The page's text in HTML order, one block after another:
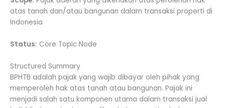
atas tanah dan/atau bangunan dalam transaksi properti di
Indonesia
Status: Core Topic Node
Structured Summary
BPHTB adalah pajak yang wajib dibayar oleh pihak yang
memperoleh hak atas tanah atau bangunan. Pajak ini
menjadi salah satu komponen utama dalam transaksi jual